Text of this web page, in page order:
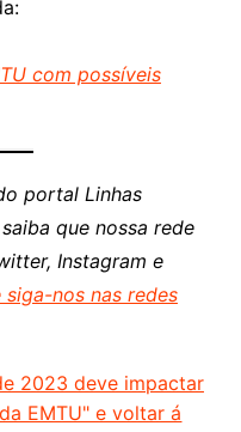
com possíveis
portal Linhas
que nossa rede
Instagram e
nos nas redes